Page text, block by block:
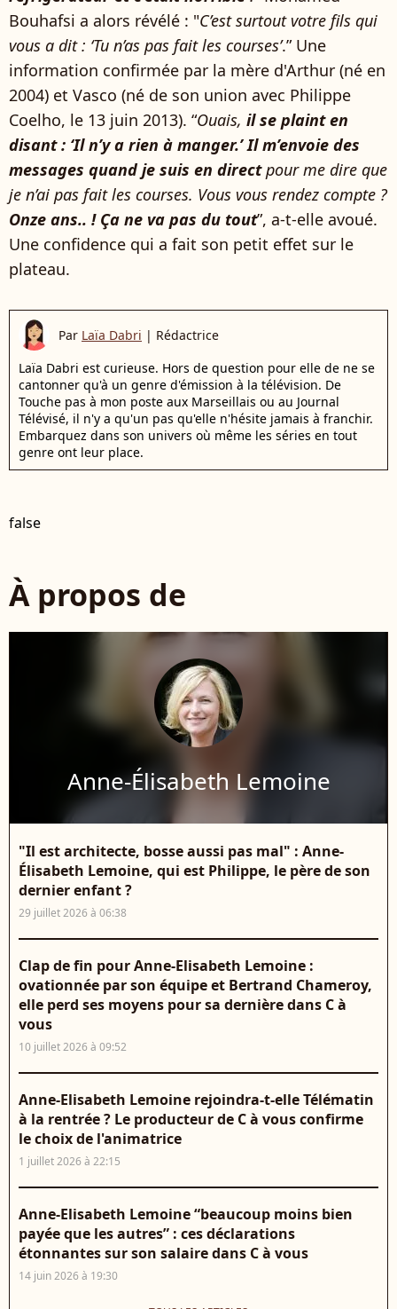
Bouhafsi a alors révélé : "C’est surtout votre fils qui
vous a dit : ‘Tu n’as pas fait les courses’.” Une
information confirmée par la mère d'Arthur (né en
2004) et Vasco (né de son union avec Philippe
Coelho, le 13 juin 2013). “Ouais, il se plaint en
disant : ‘Il n’y a rien à manger.’ Il m’envoie des
messages quand je suis en directpour me dire que
je n’ai pas fait les courses. Vous vous rendez compte ?
Onze ans.. ! Ça ne va pas du tout”, a-t-elle avoué.
Une confidence qui a fait son petit effet sur le
plateau.
Par Laïa Dabri | Rédactrice
Laïa Dabri est curieuse. Hors de question pour elle de ne se
cantonner qu'à un genre d'émission à la télévision. De
Touche pas à mon poste aux Marseillais ou au Journal
Télévisé, il n'y a qu'un pas qu'elle n'hésite jamais à franchir.
Embarquez dans son univers où même les séries en tout
genre ont leur place.
false
À propos de
Anne-Élisabeth Lemoine
"Il est architecte, bosse aussi pas mal" : Anne-
Élisabeth Lemoine, qui est Philippe, le père de son
dernier enfant ?
29 juillet 2026 à 06:38
Clap de fin pour Anne-Elisabeth Lemoine :
ovationnée par son équipe et Bertrand Chameroy,
elle perd ses moyens pour sa dernière dans C à
vous
10 juillet 2026 à 09:52
Anne-Elisabeth Lemoine rejoindra-t-elle Télématin
à la rentrée ? Le producteur de C à vous confirme
le choix de l'animatrice
1 juillet 2026 à 22:15
Anne-Elisabeth Lemoine “beaucoup moins bien
payée que les autres” : ces déclarations
étonnantes sur son salaire dans C à vous
14 juin 2026 à 19:30